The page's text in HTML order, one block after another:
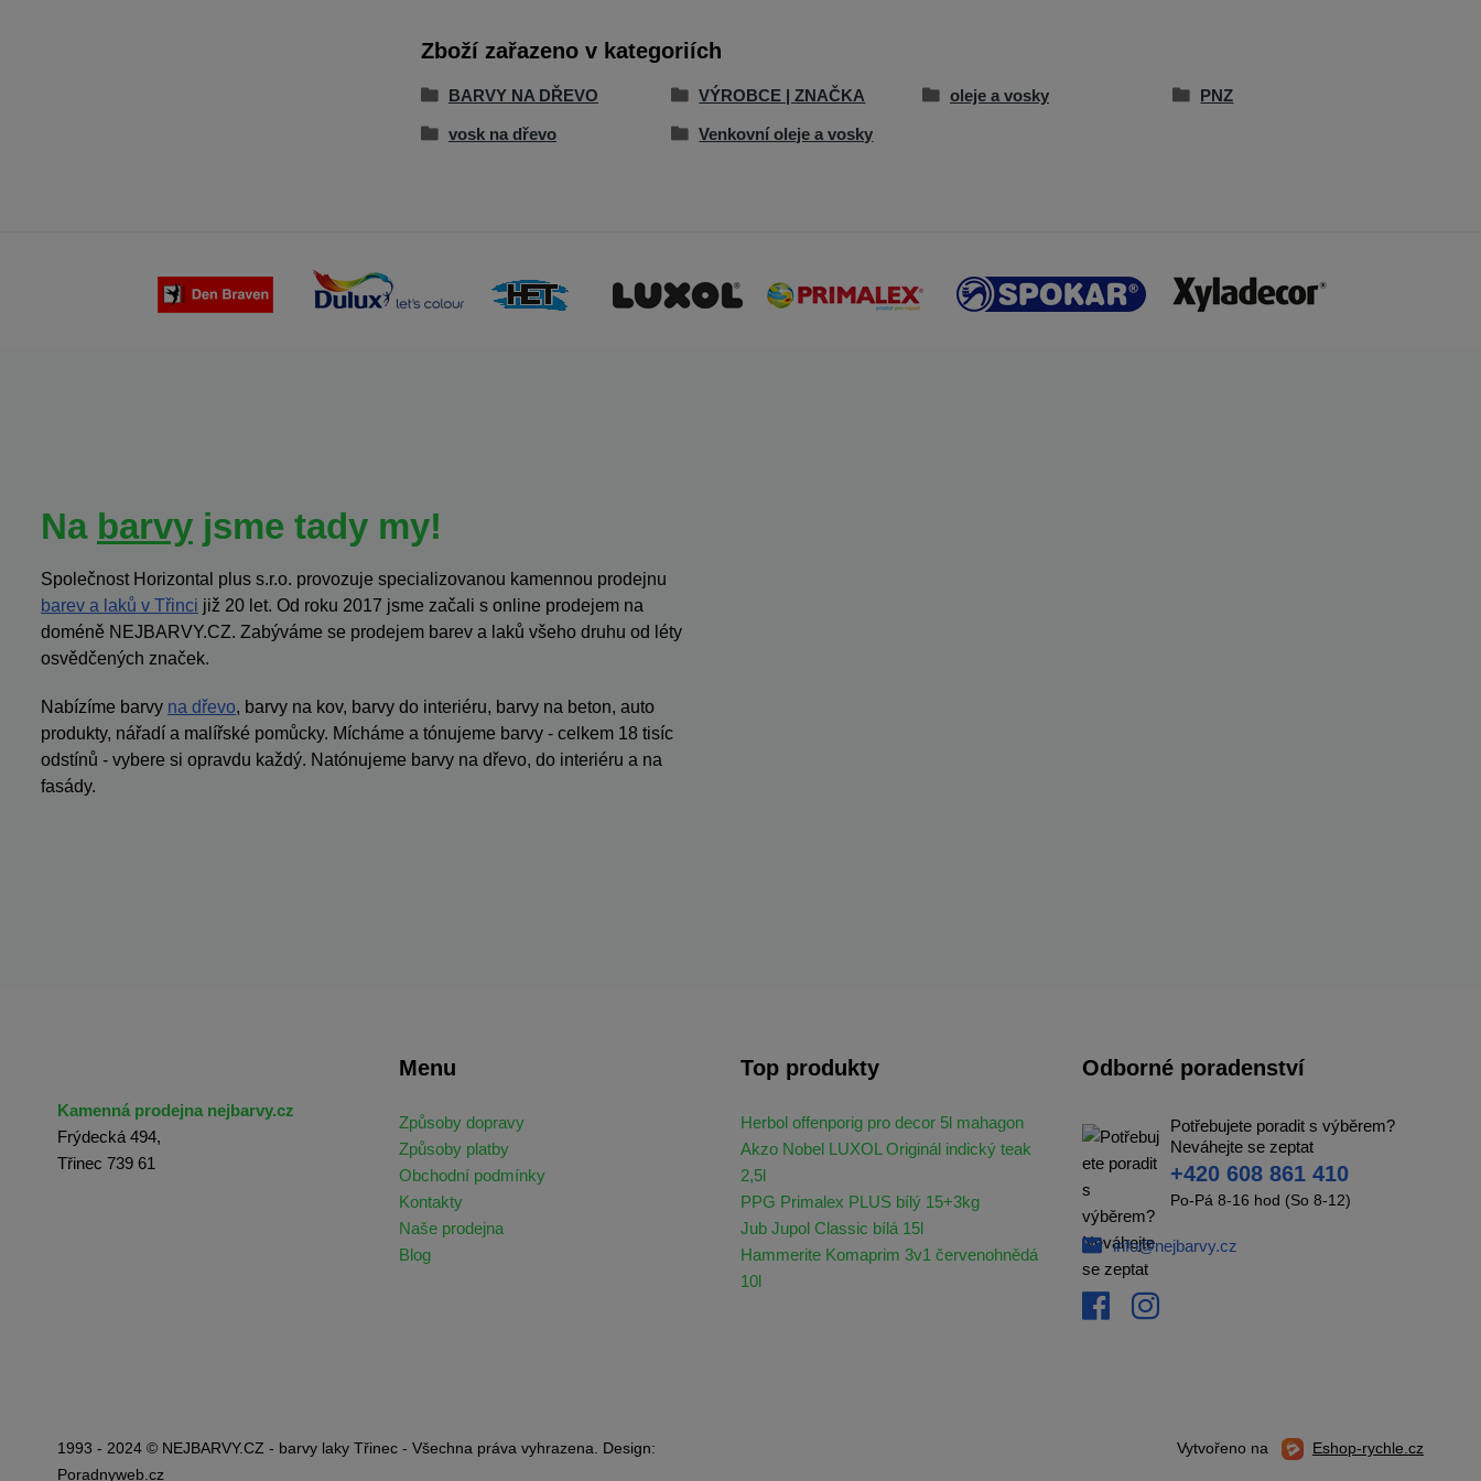
Zboží zařazeno v kategoriích
BARVY NA DŘEVO VÝROBCE | ZNAČKA oleje a vosky PNZ
vosk na dřevo Venkovní oleje a vosky
Na barvy jsme tady my!
Společnost Horizontal plus s.r.o. provozuje specializovanou kamennou prodejnu
barev a laků v Třinci již 20 let. Od roku 2017 jsme začali s online prodejem na
doméně NEJBARVY.CZ. Zabýváme se prodejem barev a laků všeho druhu od léty
osvědčených značek.
Nabízíme barvy na dřevo, barvy na kov, barvy do interiéru, barvy na beton, auto
produkty, nářadí a malířské pomůcky. Mícháme a tónujeme barvy - celkem 18 tisíc
odstínů - vybere si opravdu každý. Natónujeme barvy na dřevo, do interiéru a na
fasády.
Kamenná prodejna nejbarvy.cz
Frýdecká 494,
Třinec 739 61
Menu
Způsoby dopravy
Způsoby platby
Obchodní podmínky
Kontakty
Naše prodejna
Blog
Top produkty
Herbol offenporig pro decor 5l mahagon
Akzo Nobel LUXOL Originál indický teak
2,5l
PPG Primalex PLUS bílý 15+3kg
Jub Jupol Classic bílá 15l
Hammerite Komaprim 3v1 červenohnědá
10l
Odborné poradenství
Potřebujete poradit s výběrem?
Neváhejte se zeptat
+420 608 861 410
Po-Pá 8-16 hod (So 8-12)
info@nejbarvy.cz
1993 - 2024 © NEJBARVY.CZ - barvy laky Třinec - Všechna práva vyhrazena. Design:
Poradnyweb.cz
Vytvořeno na Eshop-rychle.cz